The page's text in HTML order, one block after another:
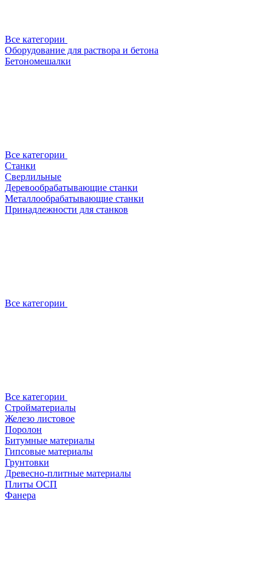
Все категории
Оборудование для раствора и бетона
Бетономешалки
Все категории
Станки
Сверлильные
Деревообрабатывающие станки
Металлообрабатывающие станки
Принадлежности для станков
Все категории
Все категории
Стройматериалы
Железо листовое
Поролон
Битумные материалы
Гипсовые материалы
Грунтовки
Древесно-плитные материалы
Плиты ОСП
Фанера